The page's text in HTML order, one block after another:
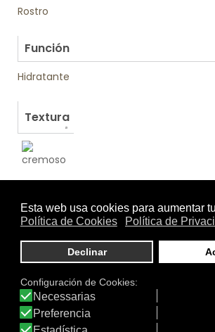
Rostro
Función
Hidratante
Textura
Otros productos de Soivre